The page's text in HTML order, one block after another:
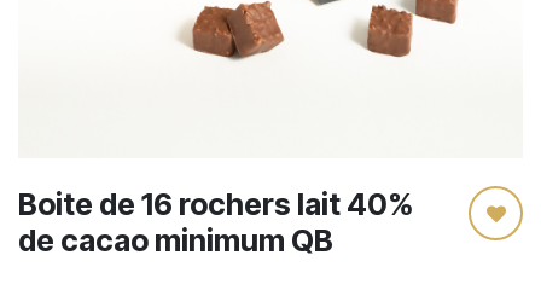
Boite de 16 rochers lait 40%
de cacao minimum QB